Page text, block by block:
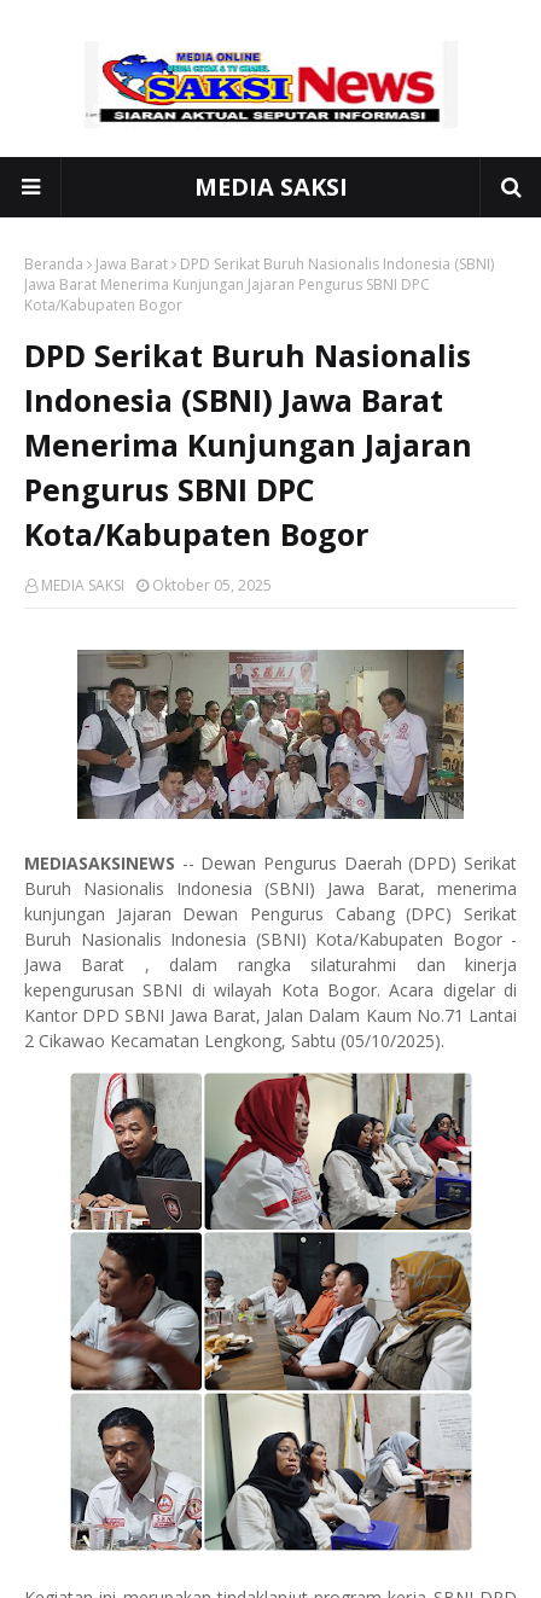
MEDIA SAKSI
Beranda Jawa Barat
DPD Serikat Buruh Nasionalis Indonesia (SBNI)
Jawa Barat Menerima Kunjungan Jajaran Pengurus SBNI DPC
Kota/Kabupaten Bogor
DPD Serikat Buruh Nasionalis
Indonesia (SBNI) Jawa Barat
Menerima Kunjungan Jajaran
Pengurus SBNI DPC
Kota/Kabupaten Bogor
MEDIA SAKSI Oktober 05, 2025
MEDIASAKSINEWS -- Dewan Pengurus Daerah (DPD) Serikat
Buruh Nasionalis Indonesia (SBNI) Jawa Barat, menerima
kunjungan Jajaran Dewan Pengurus Cabang (DPC) Serikat
Buruh Nasionalis Indonesia (SBNI) Kota/Kabupaten Bogor -
Jawa Barat , dalam rangka silaturahmi dan kinerja
kepengurusan SBNI di wilayah Kota Bogor. Acara digelar di
Kantor DPD SBNI Jawa Barat, Jalan Dalam Kaum No.71 Lantai
2 Cikawao Kecamatan Lengkong, Sabtu (05/10/2025).